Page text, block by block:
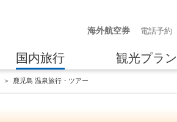
海外航空券
電話予約
国内旅行 観光プラン
＞ 鹿児島 温泉旅行・ツアー